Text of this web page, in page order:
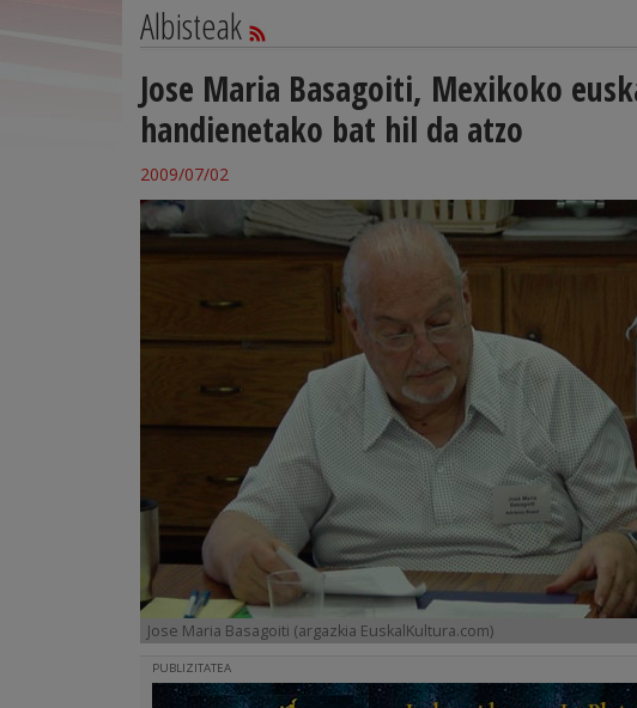
Albisteak
Jose Maria Basagoiti, Mexikoko
handienetako bat hil da atzo
2009/07/02
Jose Maria Basagoiti (argazkia EuskalKultura.com)
PUBLIZITATEA